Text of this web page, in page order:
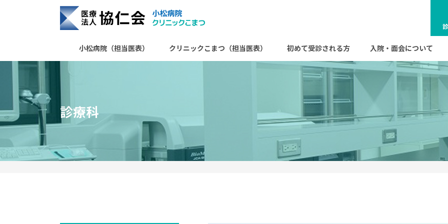
小松病院（担当医表） クリニックこまつ（担当医表） 初めて受診される方 入院・面会について
診療科